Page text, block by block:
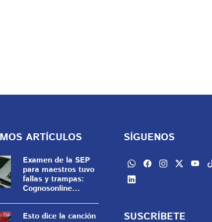
ARTÍCULOS
Examen de la SEP
para maestros tuvo
fallas y trampas:
Cognosonline
casi 20 mdp
Esto dice la canción
SÍGUENOS
SUSCRÍBETE